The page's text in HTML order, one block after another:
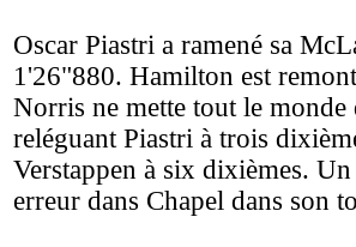
Oscar Piastri a ramené sa
1'26"880. Hamilton est
Norris ne mette tout le
reléguant Piastri à trois
Verstappen à six dixièmes.
erreur dans Chapel dans son